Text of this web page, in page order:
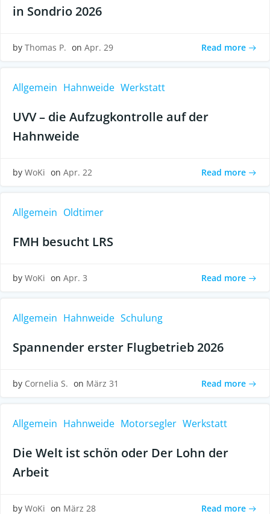
in Sondrio 2026
by Thomas P. on Apr. 29 Read more
Allgemein Hahnweide Werkstatt
UVV – die Aufzugkontrolle auf der
Hahnweide
by WoKi on Apr. 22 Read more
Allgemein Oldtimer
FMH besucht LRS
by WoKi on Apr. 3 Read more
Allgemein Hahnweide Schulung
Spannender erster Flugbetrieb 2026
by Cornelia S. on März 31 Read more
Allgemein Hahnweide Motorsegler Werkstatt
Die Welt ist schön oder Der Lohn der
Arbeit
by WoKi on März 28 Read more